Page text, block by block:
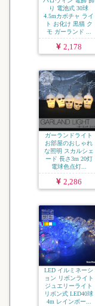
り 電池式 30球
4.5mカボチャ ライ
ト お化け 黒猫 ク
モ ガーランド ...
2,178
ガーランドライト
お部屋のおしゃれ
な照明 スカルシェ
ード 長さ3m 20灯
電球色点灯...
2,286
LED イルミネーシ
ョン リボンライト
ジュエリーライト
リボン式 LED40球
4m レインボー...